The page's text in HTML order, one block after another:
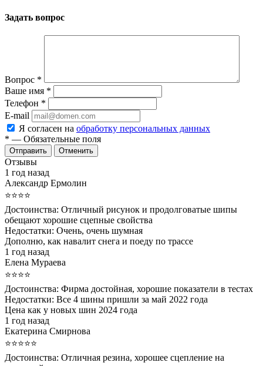
Задать вопрос
Вопрос *
Ваше имя *
Телефон *
E-mail
Я согласен на обработку персональных данных
* — Обязательные поля
Отменить
Отзывы
1 год назад
Александр Ермолин
⭐⭐⭐⭐
Достоинства: Отличный рисунок и продолговатые шипы
обещают хорошие сцепные свойства
Недостатки: Очень, очень шумная
Дополню, как навалит снега и поеду по трассе
1 год назад
Елена Мураева
⭐⭐⭐⭐
Достоинства: Фирма достойная, хорошие показатели в тестах
Недостатки: Все 4 шины пришли за май 2022 года
Цена как у новых шин 2024 года
1 год назад
Екатерина Смирнова
⭐⭐⭐⭐⭐
Достоинства: Отличная резина, хорошее сцепление на